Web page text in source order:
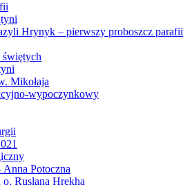
Hrynyk – pierwszy proboszcz parafii
Mikołaja
wypoczynkowy
Potoczna
о. Ruslana Hrekha